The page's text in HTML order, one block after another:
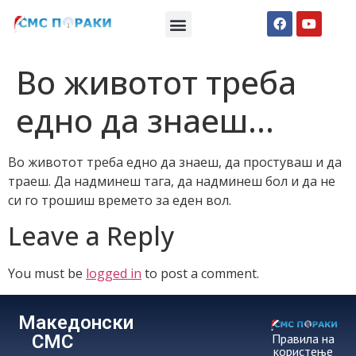
Во животот треба
едно да знаеш…
Во животот треба едно да знаеш, да простуваш и да
траеш. Да надминеш тага, да надминеш бол и да не
си го трошиш времето за еден вол.
Leave a Reply
You must be logged in to post a comment.
Македонски
СМС
Правила на
користење